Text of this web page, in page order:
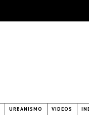
URBANISMO VIDEOS